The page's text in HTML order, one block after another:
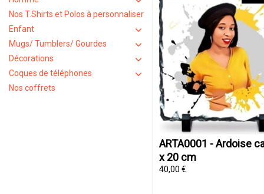
Nos T.Shirts et Polos à personnaliser
Enfant
Mugs/ Tumblers/ Gourdes
Décorations
Coques de téléphones
Nos coffrets
ARTA0001 - Ardoise
x 20 cm
40,00 €